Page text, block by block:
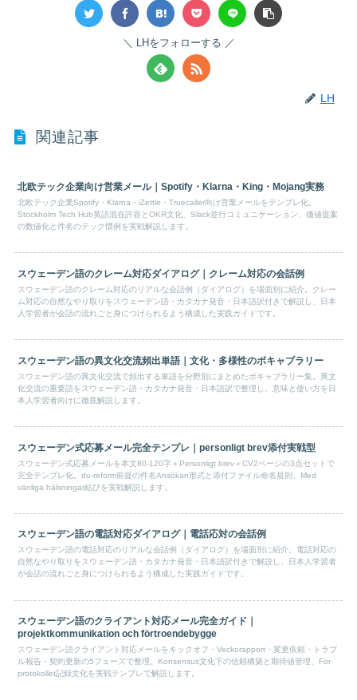
LHをフォローする
LH
関連記事
北欧テック企業向け営業メール｜Spotify・Klarna・King・Mojang実務
北欧テック企業Spotify・Klarna・iZettle・Truecaller向け営業メールをテンプレ化。
Stockholm Tech Hub英語混在許容とOKR文化、Slack並行コミュニケーション、価値提案
の数値化と件名のテック慣例を実戦解説します。
スウェーデン語のクレーム対応ダイアログ｜クレーム対応の会話例
スウェーデン語のクレーム対応のリアルな会話例（ダイアログ）を場面別に紹介。クレー
ム対応の自然なやり取りをスウェーデン語・カタカナ発音・日本語訳付きで解説し、日本
人学習者が会話の流れごと身につけられるよう構成した実践ガイドです。
スウェーデン語の異文化交流頻出単語｜文化・多様性のボキャブラリー
スウェーデン語の異文化交流で頻出する単語を分野別にまとめたボキャブラリー集。異文
化交流の重要語をスウェーデン語・カタカナ発音・日本語訳で整理し、意味と使い方を日
本人学習者向けに徹底解説します。
スウェーデン式応募メール完全テンプレ｜personligt brev添付実戦型
スウェーデン式応募メールを本文80-120字＋Personligt brev＋CV2ページの3点セットで
完全テンプレ化。du-reform前提の件名Ansökan形式と添付ファイル命名規則、Med
vänliga hälsningar結びを実戦解説します。
スウェーデン語の電話対応ダイアログ｜電話応対の会話例
スウェーデン語の電話対応のリアルな会話例（ダイアログ）を場面別に紹介。電話対応の
自然なやり取りをスウェーデン語・カタカナ発音・日本語訳付きで解説し、日本人学習者
が会話の流れごと身につけられるよう構成した実践ガイドです。
スウェーデン語のクライアント対応メール完全ガイド｜
projektkommunikation och förtroendebygge
スウェーデン語クライアント対応メールをキックオフ・Veckorapport・変更依頼・トラブ
ル報告・契約更新の5フェーズで整理。Konsensus文化下の信頼構築と期待値管理、För
protokollet記録文化を実戦テンプレで解説します。